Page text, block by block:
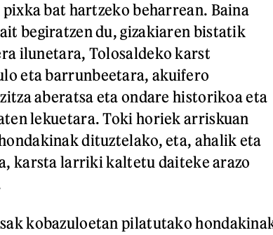
bat hartzeko beharrean. Baina
begiratzen du, gizakiaren bistatik
ilunetara, Tolosaldeko karst
eta barrunbeetara, akuifero
aberatsa eta ondare historikoa eta
lekuetara. Toki horiek arriskuan
dituztelako, eta, ahalik eta
karsta larriki kaltetu daiteke arazo
kobazuloetan pilatutako